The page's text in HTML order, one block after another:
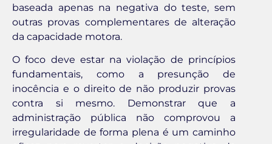
baseada apenas na negativa do teste, sem
outras provas complementares de alteração
da capacidade motora.
O foco deve estar na violação de princípios
fundamentais, como a presunção de
inocência e o direito de não produzir provas
contra si mesmo. Demonstrar que a
administração pública não comprovou a
irregularidade de forma plena é um caminho